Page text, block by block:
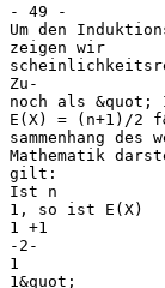
- 49 -
Um den
zeigen wir
Zu-
noch als &quot;
E(X) = (n+1)/2
sammenhang
Mathematik
gilt:
Ist n
1, so ist E(X)
1 +1
-2-
1
1&quot;